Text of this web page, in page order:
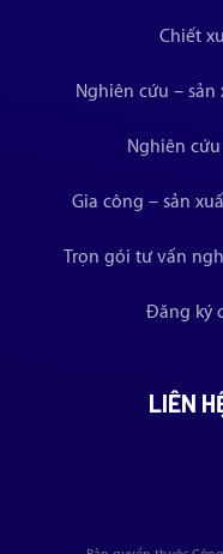
Chiết
Nghiên cứu –
Nghiên
Gia công – sản
Trọn gói tư vấn
Đăng ký
LIÊN